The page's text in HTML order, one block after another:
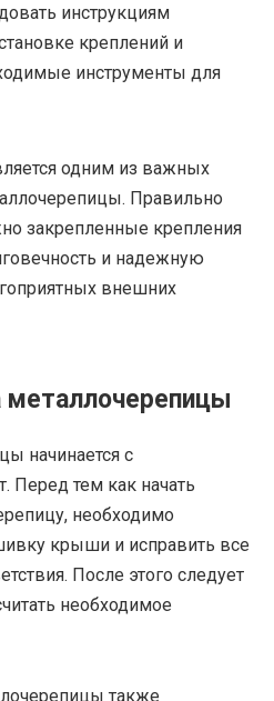
инструкциям
креплений и
инструменты для
одним из важных
Правильно
закрепленные крепления
и надежную
внешних
начинается с
Перед тем как начать
необходимо
крыши и исправить все
После этого следует
необходимое
также